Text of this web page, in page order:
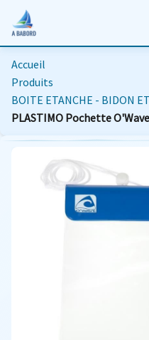
Accueil
Produits
BOITE ETANCHE - BIDON
PLASTIMO Pochette